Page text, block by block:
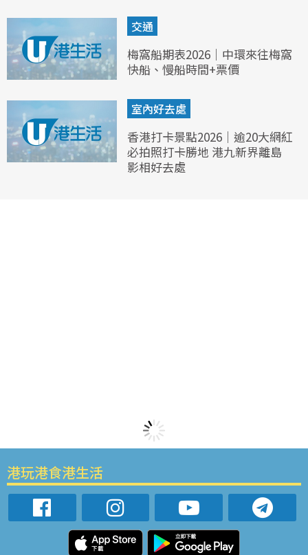
交通
梅窩船期表2026｜中環來往梅窩
快船、慢船時間+票價
室內好去處
香港打卡景點2026｜逾20大網紅
必拍照打卡勝地 港九新界離島
影相好去處
港玩港食港生活